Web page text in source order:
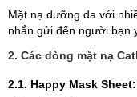
Mặt nạ dưỡng da với
nhắn gửi đến người bạn
2. Các dòng mặt nạ
2.1. Happy Mask Sheet